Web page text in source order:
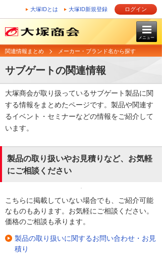
大塚IDとは 大塚ID新規登録 ログイン
メニュー
関連情報まとめ メーカー・ブランド名から探す
サブゲートの関連情報
大塚商会が取り扱っているサブゲート製品に関
する情報をまとめたページです。製品や関連す
るイベント・セミナーなどの情報をご紹介して
います。
製品の取り扱いやお見積りなど、お気軽
にご相談ください
こちらに掲載していない場合でも、ご紹介可能
なものもあります。お気軽にご相談ください。
価格のご相談も承ります。
製品の取り扱いに関するお問い合わせ・お見
積り